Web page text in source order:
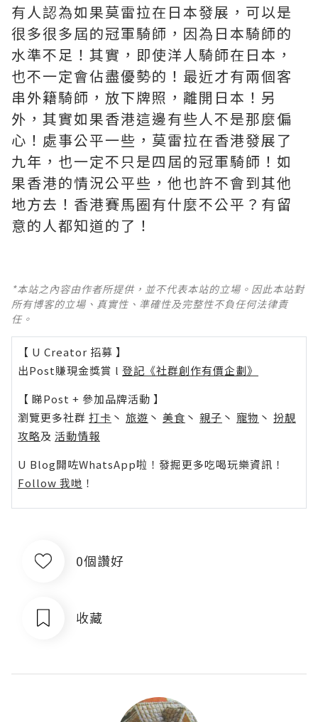
有人認為如果莫雷拉在日本發展，可以是
很多很多屆的冠軍騎師，因為日本騎師的
水準不足！其實，即使洋人騎師在日本，
也不一定會佔盡優勢的！最近才有兩個客
串外籍騎師，放下牌照，離開日本！另
外，其實如果香港這邊有些人不是那麼偏
心！處事公平一些，莫雷拉在香港發展了
九年，也一定不只是四屆的冠軍騎師！如
果香港的情況公平些，他也許不會到其他
地方去！香港賽馬圈有什麼不公平？有留
意的人都知道的了！
*本站之內容由作者所提供，並不代表本站的立場。因此本站對
所有博客的立場、真實性、準確性及完整性不負任何法律責
任。
【 U Creator 招募 】
出Post賺現金獎賞 l 登記《社群創作有價企劃》
【 睇Post + 參加品牌活動 】
瀏覽更多社群 打卡 丶 旅遊 丶 美食 丶 親子 丶 寵物 丶 扮靚
攻略及 活動情報
U Blog開咗WhatsApp啦！發掘更多吃喝玩樂資訊！
Follow 我哋 ！
0個讚好
收藏